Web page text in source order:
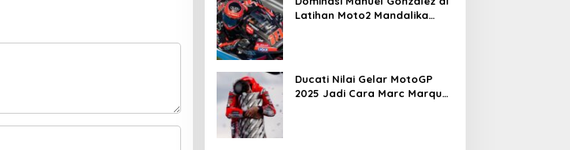
Latihan Moto2 Mandalika
Ducati Nilai Gelar MotoGP
2025 Jadi Cara Marc Marquez